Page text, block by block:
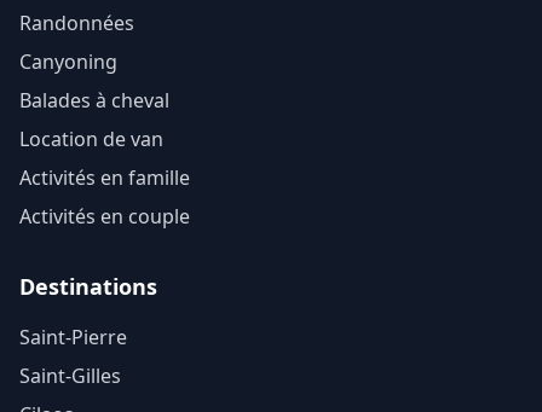
Randonnées
Canyoning
Balades à cheval
Location de van
Activités en famille
Activités en couple
Destinations
Saint-Pierre
Saint-Gilles